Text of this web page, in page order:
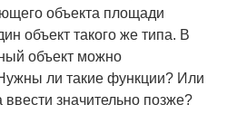
объекта площади
объект такого же типа. В
объект можно
ли такие функции? Или
ввести значительно позже?